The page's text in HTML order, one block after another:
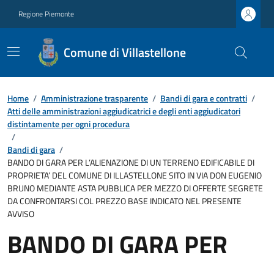
Regione Piemonte
Comune di Villastellone
Home / Amministrazione trasparente / Bandi di gara e contratti /
Atti delle amministrazioni aggiudicatrici e degli enti aggiudicatori
distintamente per ogni procedura
/
Bandi di gara /
BANDO DI GARA PER L’ALIENAZIONE DI UN TERRENO EDIFICABILE DI
PROPRIETA’ DEL COMUNE DI ILLASTELLONE SITO IN VIA DON EUGENIO
BRUNO MEDIANTE ASTA PUBBLICA PER MEZZO DI OFFERTE SEGRETE
DA CONFRONTARSI COL PREZZO BASE INDICATO NEL PRESENTE
AVVISO
BANDO DI GARA PER